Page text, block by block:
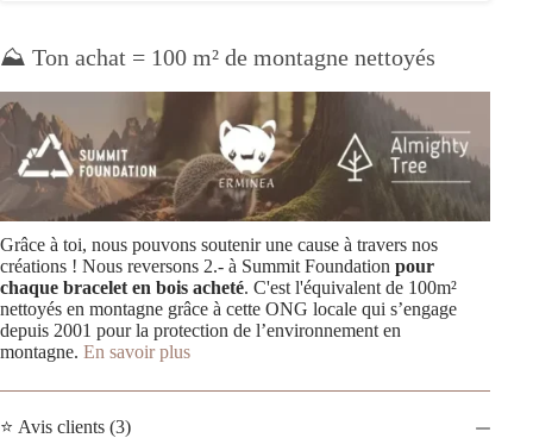
⛰️ Ton achat = 100 m² de montagne nettoyés
Grâce à toi, nous pouvons soutenir une cause à travers nos
créations ! Nous reversons 2.- à Summit Foundation pour
chaque bracelet en bois acheté. C'est l'équivalent de 100m²
nettoyés en montagne grâce à cette ONG locale qui s’engage
depuis 2001 pour la protection de l’environnement en
montagne. En savoir plus
⭐ Avis clients (3)